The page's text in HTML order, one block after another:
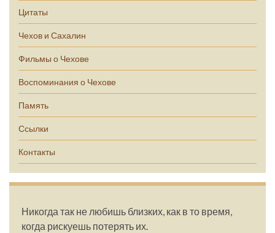
Цитаты
Чехов и Сахалин
Фильмы о Чехове
Воспоминания о Чехове
Память
Ссылки
Контакты
Никогда так не любишь близких, как в то время,
когда рискуешь потерять их.